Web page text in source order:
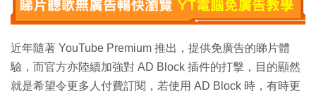
近年隨著 YouTube Premium 推出，提供免廣告的睇片體
驗，而官方亦陸續加強對 AD Block 插件的打擊，目的顯然
就是希望令更多人付費訂閱，若使用 AD Block 時，有時更